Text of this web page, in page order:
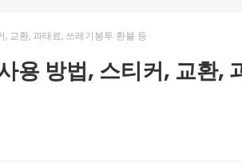
교환, 과태료, 쓰레기봉투 환불 등
용 방법, 스티커, 교환,